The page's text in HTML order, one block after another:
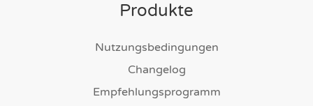
Produkte
Nutzungsbedingungen
Changelog
Empfehlungsprogramm